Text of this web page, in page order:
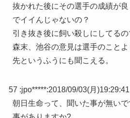
抜かれた後にその選手の成績が
でイイんじゃないの？
引き抜き後に飼い殺しにしてるの
森末、池谷の意見は選手のこと
先というふうにも聞こえる。
57 :jpo*****:2018/09/03(月)19:29:41
朝日生命って、聞いた事が無い